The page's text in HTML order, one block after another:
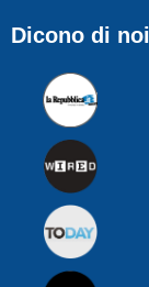
Dicono di noi